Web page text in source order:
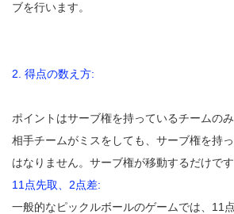
ブを行います。
2. 得点の数え方:
ポイントはサーブ権を持っているチームの
相手チームがミスをしても、サーブ権を持
はなりません。サーブ権が移動するだけです
11点先取、2点差:
一般的なピックルボールのゲームでは、11